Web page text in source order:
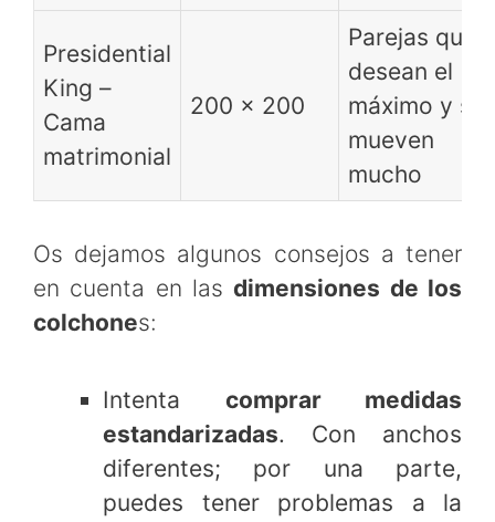
Presidential
King –
Cama
matrimonial
200 x 200
Parejas que
desean el
máximo y se
mueven
mucho
Os dejamos algunos consejos a tener
en cuenta en lasdimensiones de los
colchones:
Intenta comprar medidas
estandarizadas. Con anchos
diferentes; por una parte,
puedes tener problemas a la